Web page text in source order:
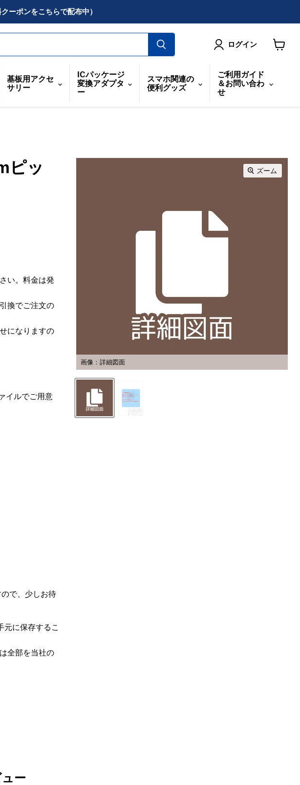
ーポンをこちらで配布中）
ログイン
基板用アクセ
サリー
ICパッケージ
変換アダプタ
ー
スマホ関連の
便利グッズ
ご利用ガイド
＆お問い合わ
せ
画像：詳細図面
ズーム
ピッ
い。料金は発
換でご注文の
になりますの
イルでご用意
で、少しお待
に保存するこ
全部を当社の
ー